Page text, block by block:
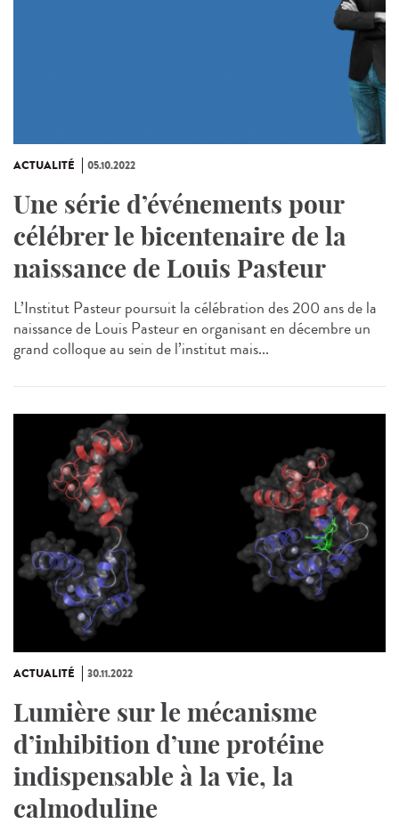
ACTUALITÉ 05.10.2022
Une série d’événements pour
célébrer le bicentenaire de la
naissance de Louis Pasteur
L’Institut Pasteur poursuit la célébration des 200 ans de la
naissance de Louis Pasteur en organisant en décembre un
grand colloque au sein de l’institut mais...
ACTUALITÉ 30.11.2022
Lumière sur le mécanisme
d’inhibition d’une protéine
indispensable à la vie, la
calmoduline